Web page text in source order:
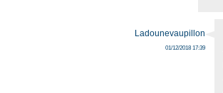
Ladounevaupillon
01/12/2018 17:39